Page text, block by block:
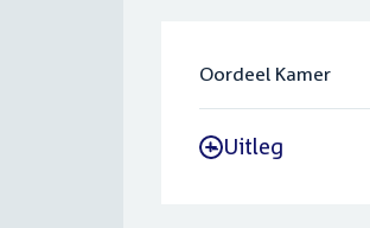
Oordeel Kamer
- Uitleg